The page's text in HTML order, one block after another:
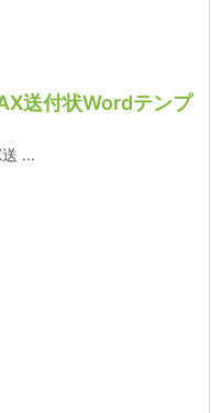
送付状Wordテンプ
...